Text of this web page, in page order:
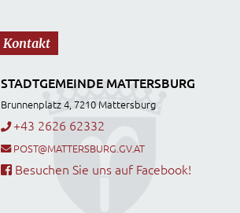
Kontakt
STADTGEMEINDE MATTERSBURG
Brunnenplatz 4, 7210 Mattersburg
+43 2626 62332
POST@MATTERSBURG.GV.AT
Besuchen Sie uns auf Facebook!